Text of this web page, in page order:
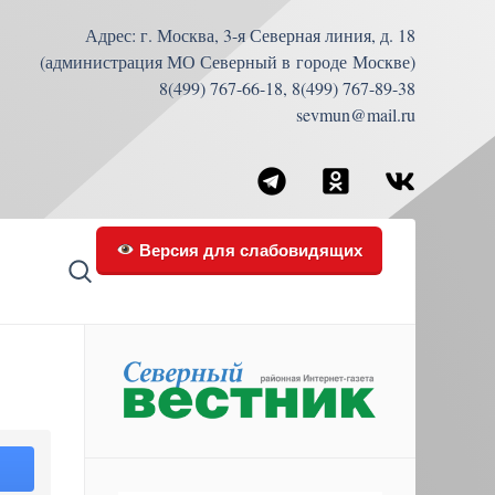
Адрес: г. Москва, 3-я Северная линия, д. 18
(администрация МО Северный в городе Москве)
8(499) 767-66-18, 8(499) 767-89-38
sevmun@mail.ru
Версия для слабовидящих